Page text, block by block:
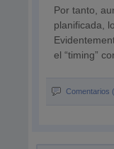
Por tanto,
planificada,
el “timing”
Comentarios